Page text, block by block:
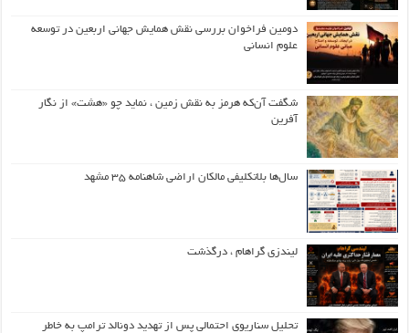
دومین فراخوان بررسی نقش همایش جهانی اربعین در توسعه
علوم انسانی
شگفت آن‌که هرمز به نقش زمین ، نماید چو «هشت» از نگار
آفرین
سال‌ها بلاتکلیفی مالکان اراضی شاهنامه ۳۵ مشهد
لیندزی گراهام ، درگذشت
تحلیل سناریوی احتمالی پس از تهدید دونالد ترامپ به خاطر